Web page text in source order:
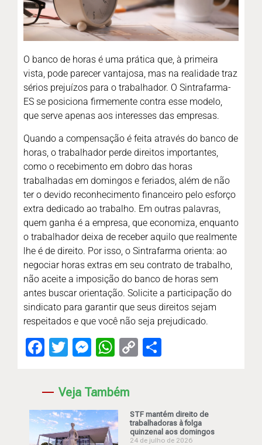
O banco de horas é uma prática que, à primeira
vista, pode parecer vantajosa, mas na realidade traz
sérios prejuízos para o trabalhador. O Sintrafarma-
ES se posiciona firmemente contra esse modelo,
que serve apenas aos interesses das empresas.
Quando a compensação é feita através do banco de
horas, o trabalhador perde direitos importantes,
como o recebimento em dobro das horas
trabalhadas em domingos e feriados, além de não
ter o devido reconhecimento financeiro pelo esforço
extra dedicado ao trabalho. Em outras palavras,
quem ganha é a empresa, que economiza, enquanto
o trabalhador deixa de receber aquilo que realmente
lhe é de direito. Por isso, o Sintrafarma orienta: ao
negociar horas extras em seu contrato de trabalho,
não aceite a imposição do banco de horas sem
antes buscar orientação. Solicite a participação do
sindicato para garantir que seus direitos sejam
respeitados e que você não seja prejudicado.
Facebook
Twitter
Messenger
WhatsApp
Copy
Veja Também
STF mantém direito de
trabalhadoras à folga
quinzenal aos domingos
24 de julho de 2026